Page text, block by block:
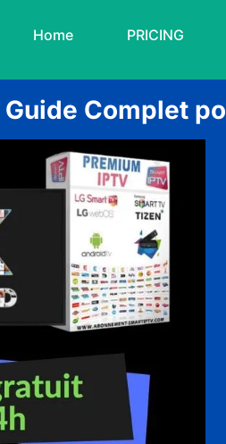
Home PRICING
Guide Complet